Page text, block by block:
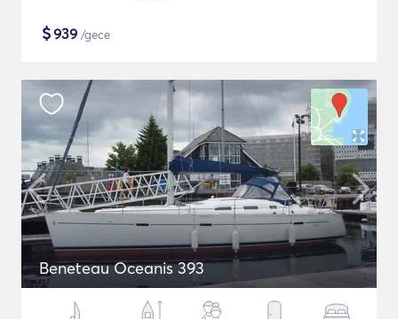
$939 /gece
Beneteau Oceanis 393